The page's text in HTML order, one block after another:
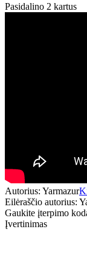
Pasidalino 2 kartus
Autorius: Yarmazur
Eilėraščio autorius:
Gaukite įterpimo
Įvertinimas